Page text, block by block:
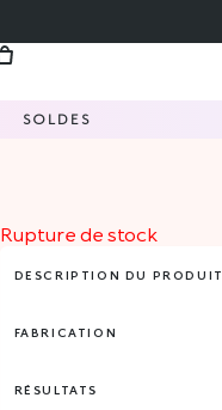
SOLDES
Rupture de stock
DESCRIPTION DU PRODUIT
FABRICATION
RÉSULTATS